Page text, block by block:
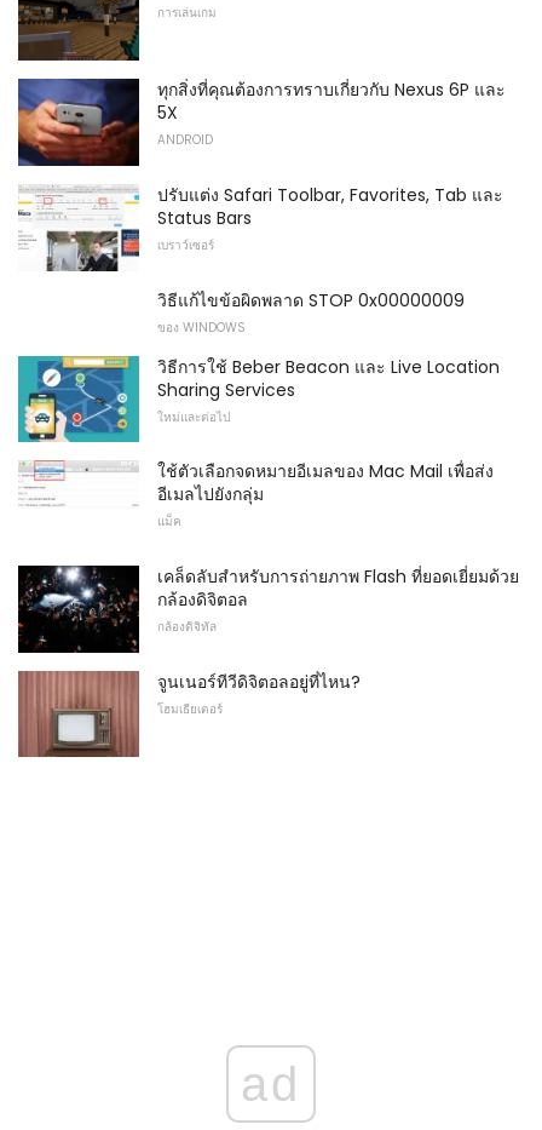
การเล่นเกม
ทุกสิ่งที่คุณต้องการทราบเกี่ยวกับ Nexus 6P และ
5X
ANDROID
ปรับแต่ง Safari Toolbar, Favorites, Tab และ
Status Bars
เบราว์เซอร์
วิธีแก้ไขข้อผิดพลาด STOP 0x00000009
ของ WINDOWS
วิธีการใช้ Beber Beacon และ Live Location
Sharing Services
ใหม่และต่อไป
ใช้ตัวเลือกจดหมายอีเมลของ Mac Mail เพื่อส่ง
อีเมลไปยังกลุ่ม
แม็ค
เคล็ดลับสำหรับการถ่ายภาพ Flash ที่ยอดเยี่ยมด้วย
กล้องดิจิตอล
กล้องดิจิทัล
จูนเนอร์ทีวีดิจิตอลอยู่ที่ไหน?
โฮมเธียเตอร์
ad